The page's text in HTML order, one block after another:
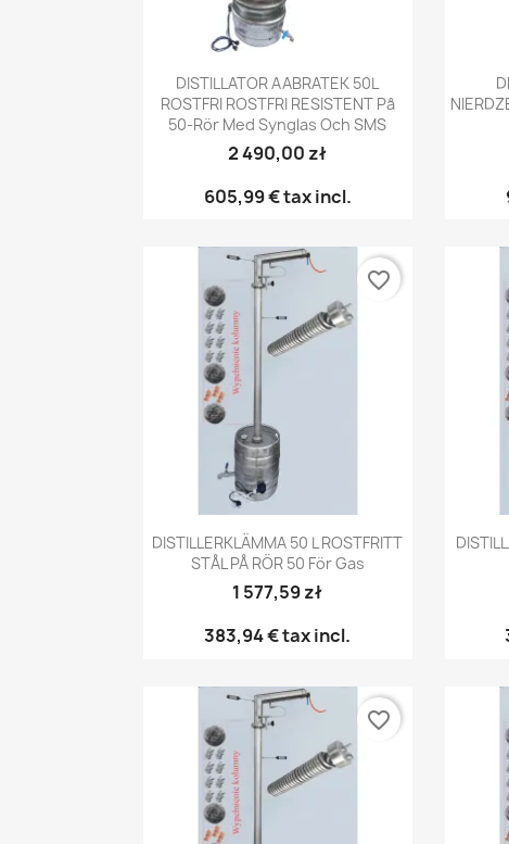
Snabbvy
DISTILLATOR AABRATEK 50L
ROSTFRI ROSTFRI RESISTENT På
50-Rör Med Synglas Och SMS
2 490,00 zł
605,99 €tax incl.
Snabbvy
DISTILLERKLÄMMA 50 L ROSTFRITT
STÅL PÅ RÖR 50 För Gas
1 577,59 zł
383,94 €tax incl.
favorite_border
favorite_border